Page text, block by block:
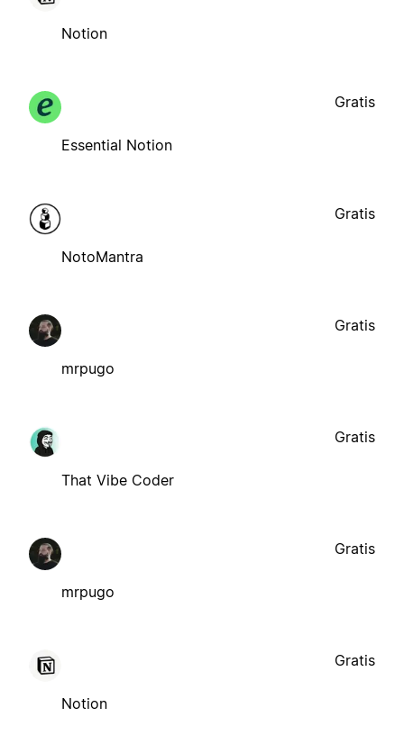
Notion
Essential Notion
Gratis
NotoMantra
Gratis
mrpugo
Gratis
That Vibe Coder
Gratis
mrpugo
Gratis
Notion
Gratis